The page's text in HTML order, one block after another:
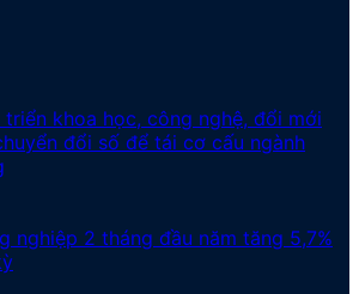
khoa học, công nghệ, đổi mới
đổi số để tái cơ cấu ngành
nghiệp 2 tháng đầu năm tăng 5,7%